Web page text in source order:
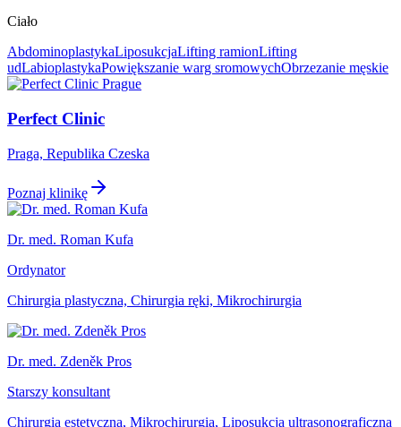
Ciało
AbdominoplastykaLiposukcjaLifting ramionLifting
udLabioplastykaPowiększanie warg sromowychObrzezanie męskie
Perfect Clinic
Praga, Republika Czeska
Poznaj klinikę
Dr. med. Roman Kufa
Ordynator
Chirurgia plastyczna, Chirurgia ręki, Mikrochirurgia
Dr. med. Zdeněk Pros
Starszy konsultant
Chirurgia estetyczna, Mikrochirurgia, Liposukcja ultrasonograficzna